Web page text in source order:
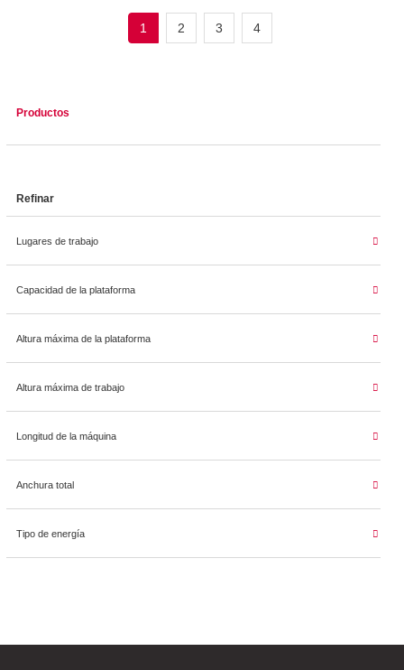
Productos
Refinar
Lugares de trabajo
Capacidad de la plataforma
Altura máxima de la plataforma
Altura máxima de trabajo
Longitud de la máquina
Anchura total
Tipo de energía
1 2 3 4